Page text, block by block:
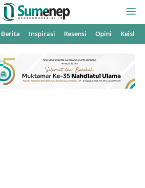
Berita Inspirasi Resensi Opini